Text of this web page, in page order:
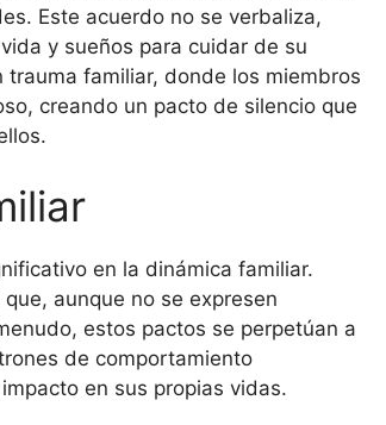
Este acuerdo no se verbaliza,
y sueños para cuidar de su
familiar, donde los miembros
creando un pacto de silencio que
en la dinámica familiar.
aunque no se expresen
estos pactos se perpetúan a
de comportamiento
en sus propias vidas.